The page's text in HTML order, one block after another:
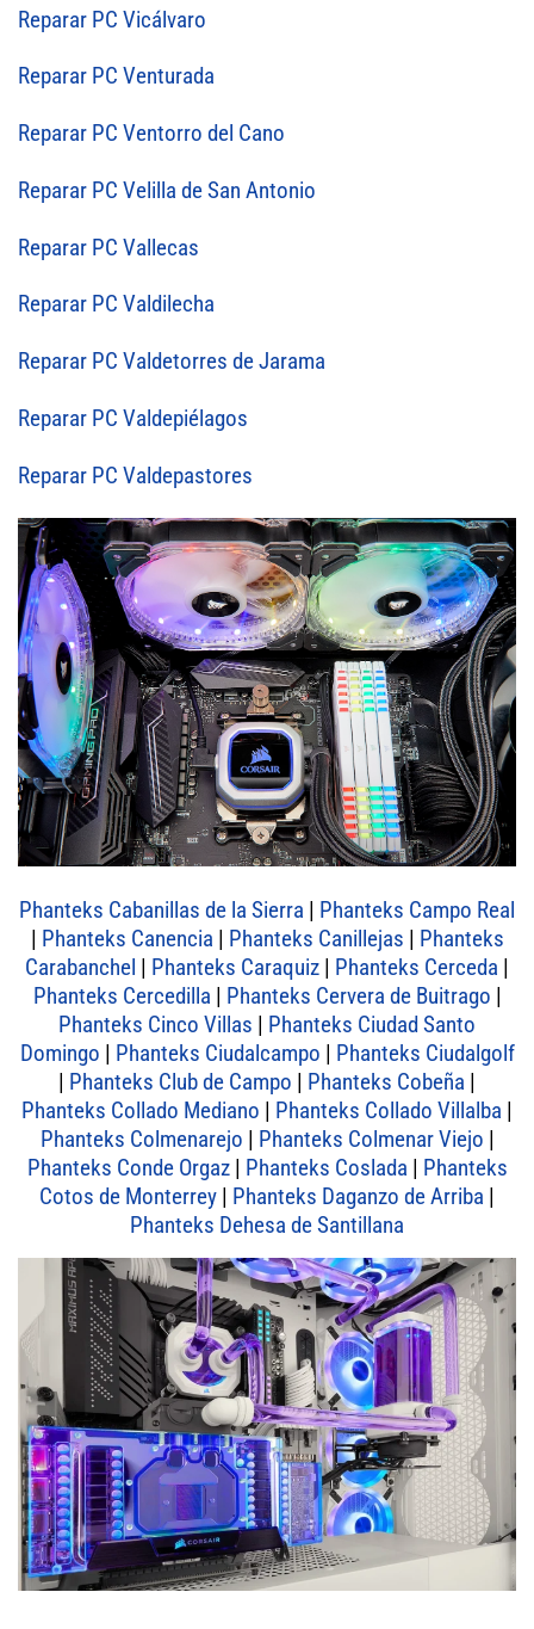
Reparar PC Vicálvaro
Reparar PC Venturada
Reparar PC Ventorro del Cano
Reparar PC Velilla de San Antonio
Reparar PC Vallecas
Reparar PC Valdilecha
Reparar PC Valdetorres de Jarama
Reparar PC Valdepiélagos
Reparar PC Valdepastores
Phanteks Cabanillas de la Sierra | Phanteks Campo Real
| Phanteks Canencia | Phanteks Canillejas | Phanteks
Carabanchel | Phanteks Caraquiz | Phanteks Cerceda |
Phanteks Cercedilla | Phanteks Cervera de Buitrago |
Phanteks Cinco Villas | Phanteks Ciudad Santo
Domingo | Phanteks Ciudalcampo | Phanteks Ciudalgolf
| Phanteks Club de Campo | Phanteks Cobeña |
Phanteks Collado Mediano | Phanteks Collado Villalba |
Phanteks Colmenarejo | Phanteks Colmenar Viejo |
Phanteks Conde Orgaz| Phanteks Coslada | Phanteks
Cotos de Monterrey | Phanteks Daganzo de Arriba |
Phanteks Dehesa de Santillana